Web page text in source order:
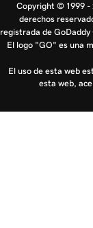
Copyright © 1999 -
derechos
registrada de
El logo "GO" es una
El uso de esta web
esta web,